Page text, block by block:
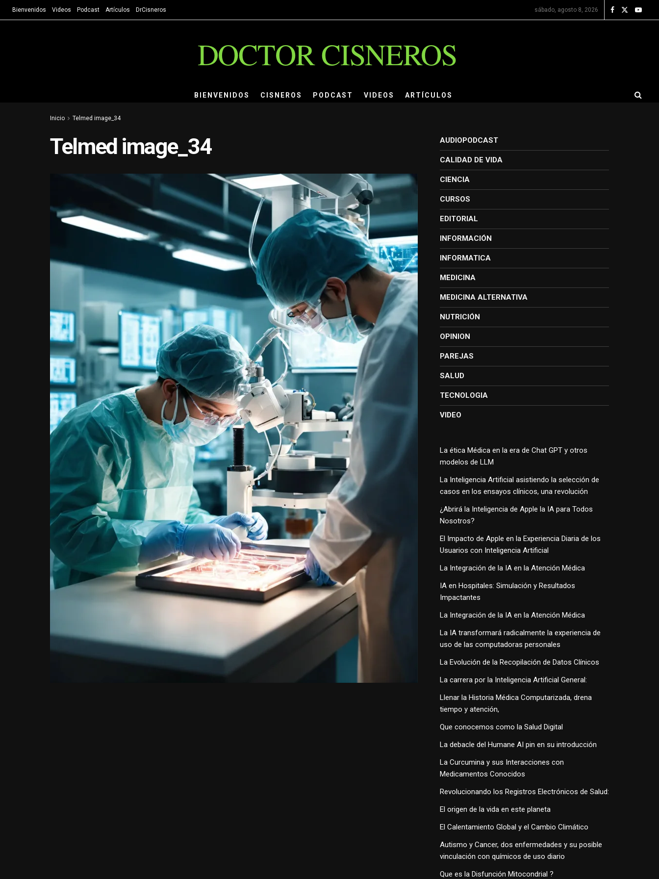
Bienvenidos Videos Podcast Artículos DrCisneros sábado, agosto 8, 2026
DOCTOR CISNEROS
BIENVENIDOS CISNEROS PODCAST VIDEOS ARTÍCULOS
Inicio Telmed image_34
Telmed image_34 AUDIOPODCAST
CALIDAD DE VIDA
CIENCIA
CURSOS
EDITORIAL
INFORMACIÓN
INFORMATICA
MEDICINA
MEDICINA ALTERNATIVA
NUTRICIÓN
OPINION
PAREJAS
SALUD
TECNOLOGIA
VIDEO
La ética Médica en la era de Chat GPT y otros
modelos de LLM
La Inteligencia Artificial asistiendo la selección de
casos en los ensayos clínicos, una revolución
¿Abrirá la Inteligencia de Apple la IA para Todos
Nosotros?
El Impacto de Apple en la Experiencia Diaria de los
Usuarios con Inteligencia Artificial
La Integración de la IA en la Atención Médica
IA en Hospitales: Simulación y Resultados
Impactantes
La Integración de la IA en la Atención Médica
La IA transformará radicalmente la experiencia de
uso de las computadoras personales
La Evolución de la Recopilación de Datos Clínicos
La carrera por la Inteligencia Artificial General:
Llenar la Historia Médica Computarizada, drena
tiempo y atención,
Que conocemos como la Salud Digital
La debacle del Humane AI pin en su introducción
La Curcumina y sus Interacciones con
Medicamentos Conocidos
Revolucionando los Registros Electrónicos de Salud:
El origen de la vida en este planeta
El Calentamiento Global y el Cambio Climático
Autismo y Cancer, dos enfermedades y su posible
vinculación con químicos de uso diario
Que es la Disfunción Mitocondrial ?